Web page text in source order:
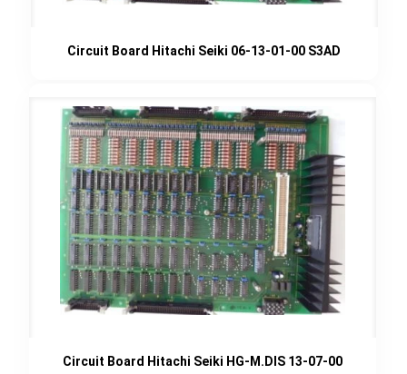
Circuit Board Hitachi Seiki 06-13-01-00 S3AD
Circuit Board Hitachi Seiki HG-M.DIS 13-07-00